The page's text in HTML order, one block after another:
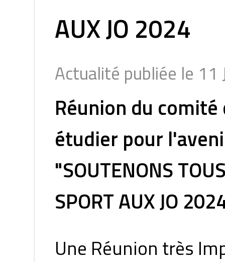
AUX JO 2024
Actualité publiée le
Réunion du
étudier pour
"SOUTENONS
SPORT AUX JO
Une Réunion très